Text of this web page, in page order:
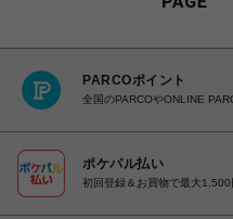
PARCOポイント
全国のPARCOやONLINE
ポケパル払い
初回登録＆お買物で最大